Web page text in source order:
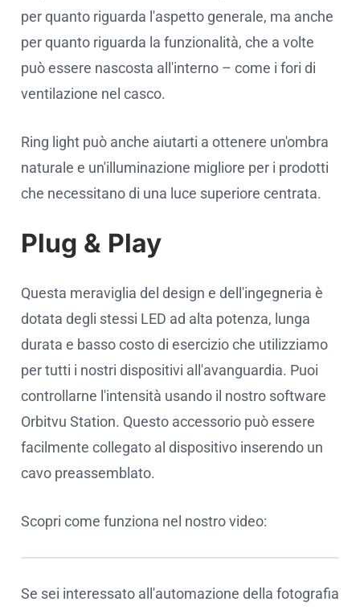
per quanto riguarda l'aspetto generale, ma anche
per quanto riguarda la funzionalità, che a volte
può essere nascosta all'interno – come i fori di
ventilazione nel casco.
Ring light può anche aiutarti a ottenere un'ombra
naturale e un'illuminazione migliore per i prodotti
che necessitano di una luce superiore centrata.
Plug & Play
Questa meraviglia del design e dell'ingegneria è
dotata degli stessi LED ad alta potenza, lunga
durata e basso costo di esercizio che utilizziamo
per tutti i nostri dispositivi all'avanguardia. Puoi
controllarne l'intensità usando il nostro software
Orbitvu Station. Questo accessorio può essere
facilmente collegato al dispositivo inserendo un
cavo preassemblato.
Scopri come funziona nel nostro video:
Cookie settings
Se sei interessato all'automazione della fotografia